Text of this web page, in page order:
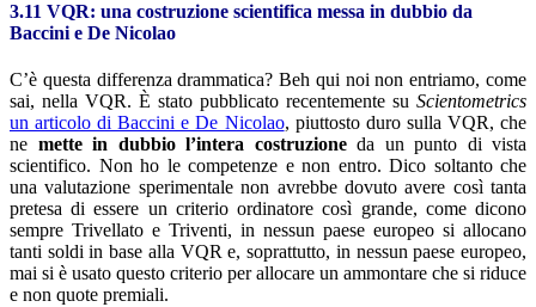
3.11 VQR: una costruzione scientifica messa in dubbio da
Baccini e De Nicolao
C’è questa differenza drammatica? Beh qui noi non entriamo, come
sai, nella VQR. È stato pubblicato recentemente su Scientometrics
un articolo di Baccini e De Nicolao, piuttosto duro sulla VQR, che
ne mette in dubbio l’intera costruzioneda un punto di vista
scientifico. Non ho le competenze e non entro. Dico soltanto che
una valutazione sperimentale non avrebbe dovuto avere così tanta
pretesa di essere un criterio ordinatore così grande, come dicono
sempre Trivellato e Triventi, in nessun paese europeo si allocano
tanti soldi in base alla VQR e, soprattutto, in nessun paese europeo,
mai si è usato questo criterio per allocare un ammontare che si riduce
e non quote premiali.